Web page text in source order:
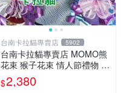
台南卡拉貓專賣店 5902
台南卡拉貓專賣店 MOMO熊
花束 猴子花束 情人節禮物 二
選一 可繡字 可今天寄明天到
$2,380